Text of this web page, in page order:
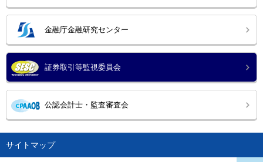
金融庁金融研究センター
証券取引等監視委員会
公認会計士・監査審査会
サイトマップ